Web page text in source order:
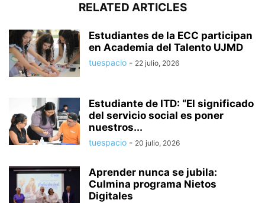
RELATED ARTICLES
Estudiantes de la ECC participan
en Academia del Talento UJMD
tuespacio - 22 julio, 2026
Estudiante de ITD: “El significado
del servicio social es poner
nuestros...
tuespacio - 20 julio, 2026
Aprender nunca se jubila:
Culmina programa Nietos
Digitales